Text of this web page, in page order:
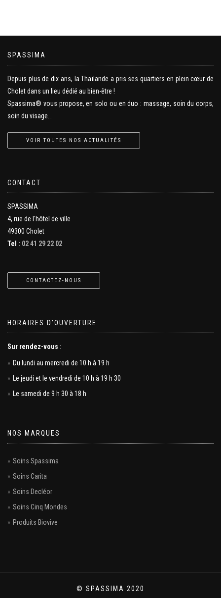
SPASSIMA
Depuis plus de dix ans, la Thaïlande a pris ses quartiers en plein cœur de
Cholet dans un lieu dédié au bien-être !
Spassima® vous propose, en solo ou en duo : massage, soin du corps,
soin du visage…
VOIR TOUTES NOS ACTUALITÉS
CONTACT
SPASSIMA
4, rue de l'hôtel de ville
49300 Cholet
Tel : 02 41 29 22 02
CONTACTEZ-NOUS
HORAIRES D’OUVERTURE
Sur rendez-vous :
Du lundi au mercredi de 10 h à 19 h
Le jeudi et le vendredi de 10 h à 19 h 30
Le samedi de 9 h 30 à 18 h
NOS MARQUES
Soins Spassima
Soins Carita
Soins Decléor
Soins Cinq Mondes
Produits Biovive
© SPASSIMA 2020